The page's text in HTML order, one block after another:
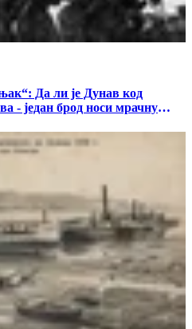
Да ли је Дунав код
- један брод носи мрачну